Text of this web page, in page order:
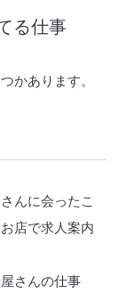
る仕事
かあります。
んに会ったこ
店で求人案内
さんの仕事